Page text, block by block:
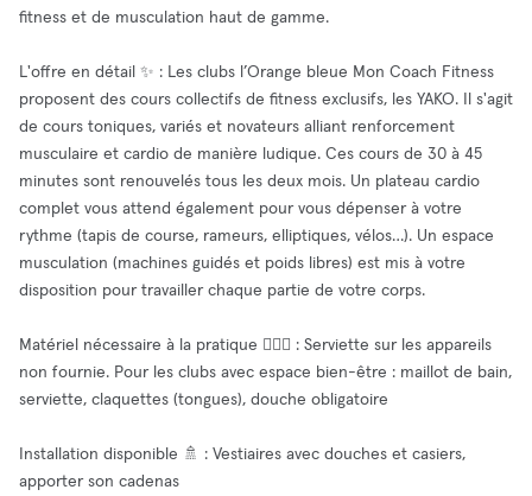
fitness et de musculation haut de gamme.
L'offre en détail ✨ : Les clubs l’Orange bleue Mon Coach Fitness
proposent des cours collectifs de fitness exclusifs, les YAKO. Il s'agit
de cours toniques, variés et novateurs alliant renforcement
musculaire et cardio de manière ludique. Ces cours de 30 à 45
minutes sont renouvelés tous les deux mois. Un plateau cardio
complet vous attend également pour vous dépenser à votre
rythme (tapis de course, rameurs, elliptiques, vélos…). Un espace
musculation (machines guidés et poids libres) est mis à votre
disposition pour travailler chaque partie de votre corps.
Matériel nécessaire à la pratique 🏋🏻‍♀️ : Serviette sur les appareils
non fournie. Pour les clubs avec espace bien-être : maillot de bain,
serviette, claquettes (tongues), douche obligatoire
Installation disponible 🚿 : Vestiaires avec douches et casiers,
apporter son cadenas